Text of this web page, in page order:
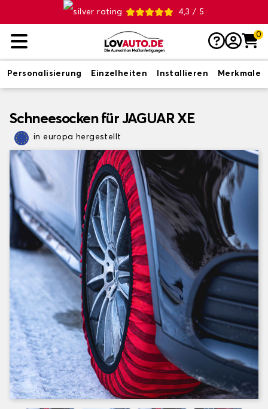
4,3 / 5
0
Personalisierung Einzelheiten Installieren Merkmale
Schneesocken für JAGUAR XE
in europa hergestellt